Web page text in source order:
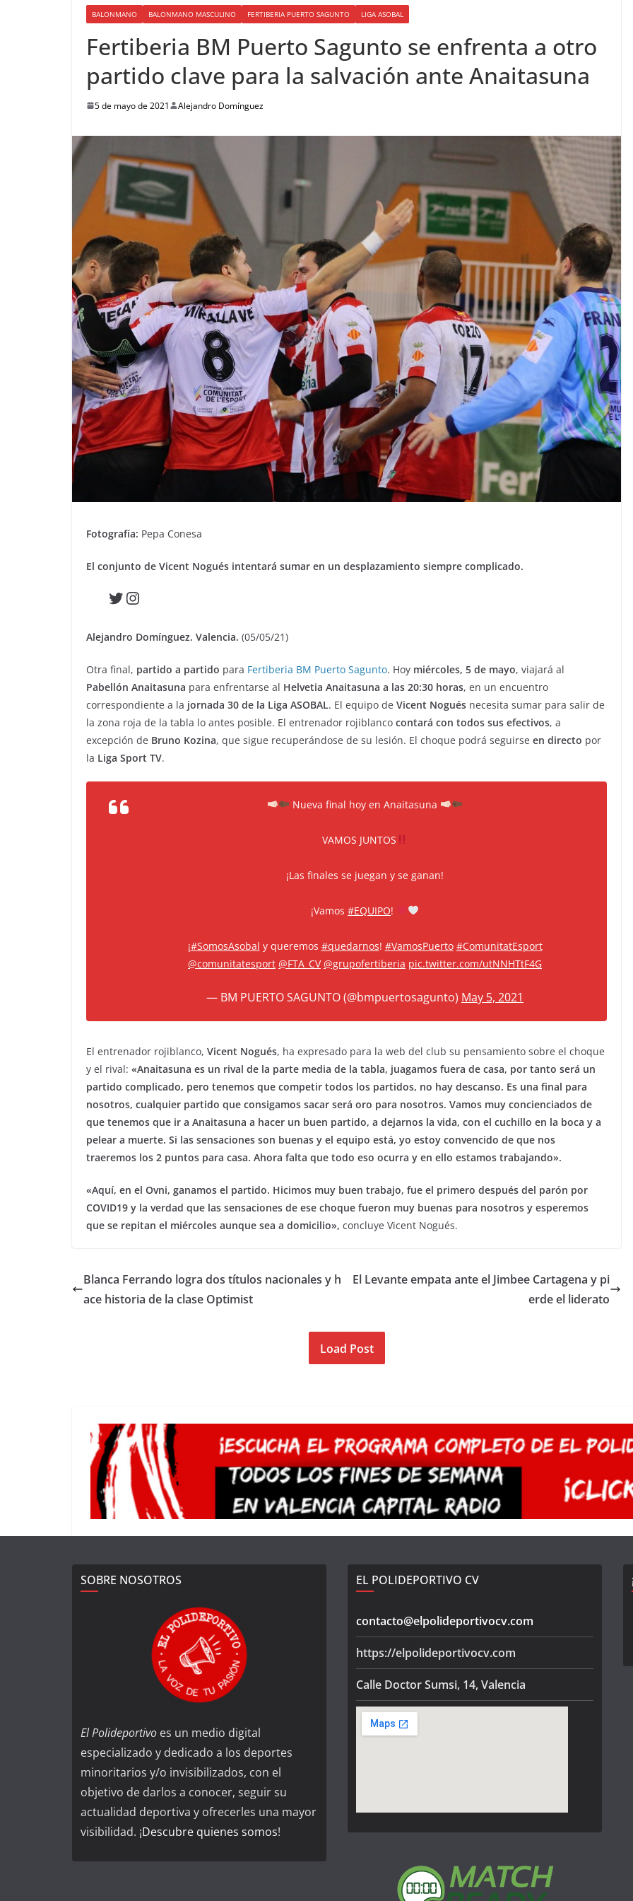
BALONMANO BALONMANO MASCULINO FERTIBERIA PUERTO SAGUNTO LIGA ASOBAL
Fertiberia BM Puerto Sagunto se enfrenta a otro
partido clave para la salvación ante Anaitasuna
5 de mayo de 2021 Alejandro Domínguez
Fotografía: Pepa Conesa
El conjunto de Vicent Nogués intentará sumar en un desplazamiento siempre complicado.
Twitter
Instagram
Alejandro Domínguez. Valencia. (05/05/21)
Otra final, partido a partido para Fertiberia BM Puerto Sagunto. Hoy miércoles, 5 de mayo, viajará al
Pabellón Anaitasuna para enfrentarse al Helvetia Anaitasuna a las 20:30 horas, en un encuentro
correspondiente a la jornada 30 de la Liga ASOBAL. El equipo de Vicent Nogués necesita sumar para salir de
la zona roja de la tabla lo antes posible. El entrenador rojiblanco contará con todos sus efectivos, a
excepción de Bruno Kozina, que sigue recuperándose de su lesión. El choque podrá seguirse en directo por
la Liga Sport TV.
Nueva final hoy en Anaitasuna
VAMOS JUNTOS
¡Las finales se juegan y se ganan!
¡Vamos#EQUIPO!
¡#SomosAsobal y queremos #quedarnos! #VamosPuerto #ComunitatEsport
@comunitatesport @FTA_CV @grupofertiberia pic.twitter.com/utNNHTtF4G
— BM PUERTO SAGUNTO (@bmpuertosagunto) May 5, 2021
El entrenador rojiblanco, Vicent Nogués, ha expresado para la web del club su pensamiento sobre el choque
y el rival: «Anaitasuna es un rival de la parte media de la tabla, juagamos fuera de casa, por tanto será un
partido complicado, pero tenemos que competir todos los partidos, no hay descanso. Es una final para
nosotros, cualquier partido que consigamos sacar será oro para nosotros. Vamos muy concienciados de
que tenemos que ir a Anaitasuna a hacer un buen partido, a dejarnos la vida, con el cuchillo en la boca y a
pelear a muerte. Si las sensaciones son buenas y el equipo está, yo estoy convencido de que nos
traeremos los 2 puntos para casa. Ahora falta que todo eso ocurra y en ello estamos trabajando».
«Aquí, en el Ovni, ganamos el partido. Hicimos muy buen trabajo, fue el primero después del parón por
COVID19 y la verdad que las sensaciones de ese choque fueron muy buenas para nosotros y esperemos
que se repitan el miércoles aunque sea a domicilio», concluye Vicent Nogués.
Blanca Ferrando logra dos títulos nacionales y h
ace historia de la clase Optimist
El Levante empata ante el Jimbee Cartagena y pi
erde el liderato
Load Post
SOBRE NOSOTROS
El Polideportivo es un medio digital
especializado y dedicado a los deportes
minoritarios y/o invisibilizados, con el
objetivo de darlos a conocer, seguir su
actualidad deportiva y ofrecerles una mayor
visibilidad. ¡Descubre quienes somos!
EL POLIDEPORTIVO CV
contacto@elpolideportivocv.com
https://elpolideportivocv.com
Calle Doctor Sumsi, 14, Valencia